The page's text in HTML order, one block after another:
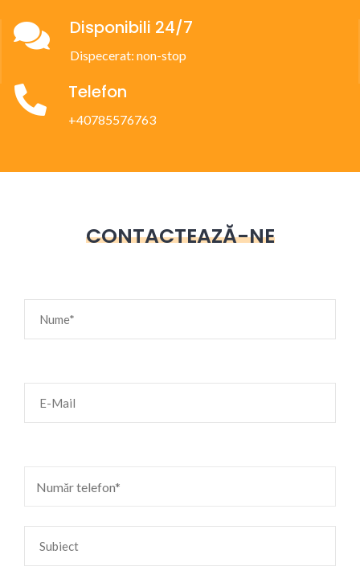
Disponibili 24/7
Dispecerat: non-stop
Telefon
+40785576763
CONTACTEAZĂ-NE